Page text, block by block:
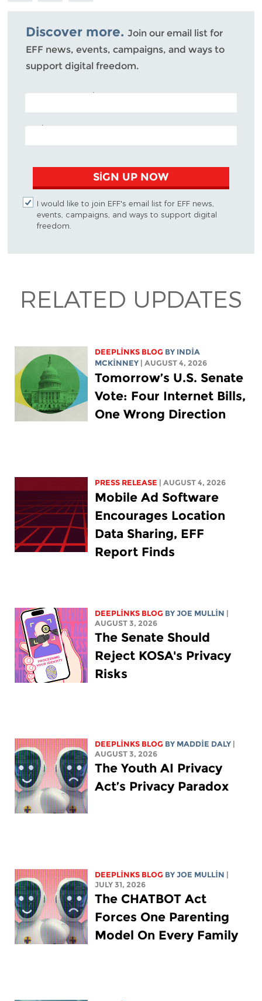
Bluesky
Discover more.Join our email list for
EFF news, events, campaigns, and ways to
support digital freedom.
POSTAL CODE (OPTIONAL)
EMAIL ADDRESS
SIGN UP NOW
I would like to join EFF's email list for EFF news,
events, campaigns, and ways to support digital
freedom.
RELATED UPDATES
DEEPLINKS BLOG BY INDIA
MCKINNEY
| AUGUST 4, 2026
Tomorrow’s U.S. Senate
Vote: Four Internet Bills,
One Wrong Direction
PRESS RELEASE | AUGUST 4, 2026
Mobile Ad Software
Encourages Location
Data Sharing, EFF
Report Finds
DEEPLINKS BLOG BY JOE MULLIN
AUGUST 3, 2026
The Senate Should
Reject KOSA's Privacy
Risks
DEEPLINKS BLOG BY MADDIE DALY
AUGUST 3, 2026
The Youth AI Privacy
Act’s Privacy Paradox
DEEPLINKS BLOG BY JOE MULLIN
JULY 31, 2026
The CHATBOT Act
Forces One Parenting
Model On Every Family